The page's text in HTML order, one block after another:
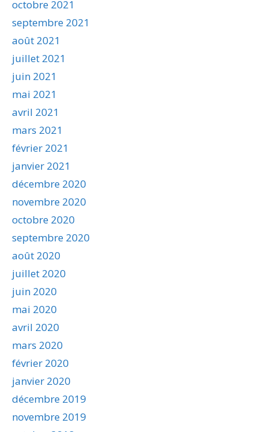
octobre 2021
septembre 2021
août 2021
juillet 2021
juin 2021
mai 2021
avril 2021
mars 2021
février 2021
janvier 2021
décembre 2020
novembre 2020
octobre 2020
septembre 2020
août 2020
juillet 2020
juin 2020
mai 2020
avril 2020
mars 2020
février 2020
janvier 2020
décembre 2019
novembre 2019